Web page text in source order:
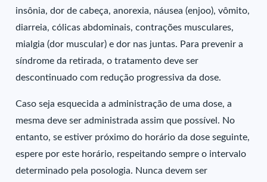
insônia, dor de cabeça, anorexia, náusea (enjoo), vômito,
diarreia, cólicas abdominais, contrações musculares,
mialgia (dor muscular) e dor nas juntas. Para prevenir a
síndrome da retirada, o tratamento deve ser
descontinuado com redução progressiva da dose.
Caso seja esquecida a administração de uma dose, a
mesma deve ser administrada assim que possível. No
entanto, se estiver próximo do horário da dose seguinte,
espere por este horário, respeitando sempre o intervalo
determinado pela posologia. Nunca devem ser